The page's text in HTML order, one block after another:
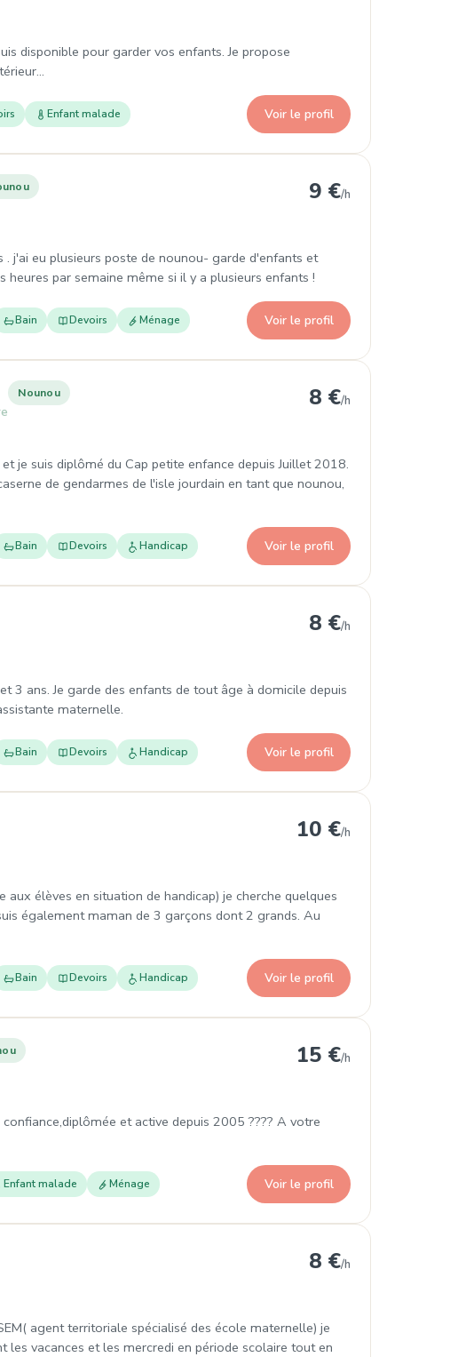
disponible pour garder vos enfants. Je propose
Enfant malade Voir le profil
9 €/h
j'ai eu plusieurs poste de nounou- garde d'enfants et
par semaine même si il y a plusieurs enfants !
Bain Devoirs Ménage Voir le profil
Barbarens
Nounou 8 €/h
je suis diplômé du Cap petite enfance depuis Juillet 2018.
de gendarmes de l'isle jourdain en tant que nounou,
Bain Devoirs Handicap Voir le profil
8 €/h
3 ans. Je garde des enfants de tout âge à domicile depuis
maternelle.
Bain Devoirs Handicap Voir le profil
10 €/h
aux élèves en situation de handicap) je cherche quelques
également maman de 3 garçons dont 2 grands. Au
Bain Devoirs Handicap Voir le profil
15 €/h
et active depuis 2005 ???? A votre
Enfant malade Ménage Voir le profil
8 €/h
agent territoriale spécialisé des école maternelle) je
les vacances et les mercredi en période scolaire tout en